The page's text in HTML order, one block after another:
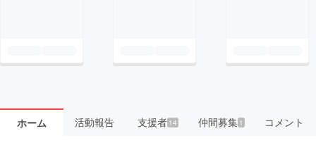
ホーム 活動報告 支援者 14 仲間募集 1 コメント